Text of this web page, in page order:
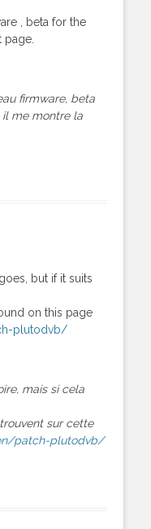
, beta for the
page.
firmware, beta
il me montre la
but if it suits
on this page
plutodvb/
mais si cela
sur cette
patch-plutodvb/